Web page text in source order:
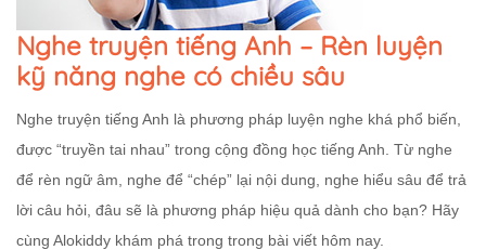
Nghe truyện tiếng Anh – Rèn luyện
kỹ năng nghe có chiều sâu
Nghe truyện tiếng Anh là phương pháp luyện nghe khá phổ biến,
được “truyền tai nhau” trong cộng đồng học tiếng Anh. Từ nghe
để rèn ngữ âm, nghe để “chép” lại nội dung, nghe hiểu sâu để trả
lời câu hỏi, đâu sẽ là phương pháp hiệu quả dành cho bạn? Hãy
cùng Alokiddy khám phá trong trong bài viết hôm nay.